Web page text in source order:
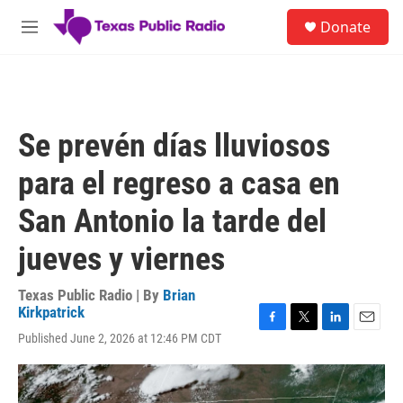
Skip to main content
M
Donate
Se prevén días lluviosos
para el regreso a casa en
San Antonio la tarde del
jueves y viernes
Texas Public Radio | By Brian
Kirkpatrick
Published June 2, 2026 at 12:46 PM CDT
c
e
i
t
n
k
a
i